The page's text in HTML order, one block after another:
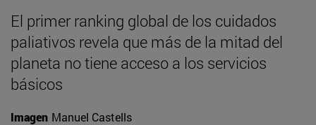
El primer ranking global de los cuidados
paliativos revela que más de la mitad del
planeta no tiene acceso a los servicios
básicos
Imagen Manuel Castells